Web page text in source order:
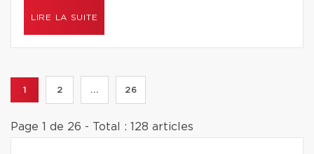
LIRE LA SUITE
1 2 ... 26
Page 1 de 26 - Total : 128 articles